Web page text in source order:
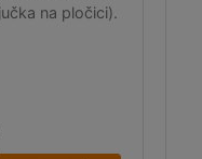
na pločici).